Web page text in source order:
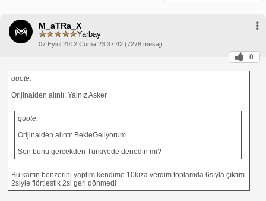
M_aTRa_X
Yarbay
07 Eylül 2012 Cuma 23:37:42 (7278 mesaj)
0
quote:
Orijinalden alıntı: Yalnız Asker
quote:
Orijinalden alıntı: BekleGeliyorum
Sen bunu gercekden Turkiyede denedin mi?
Bu kartın benzerini yaptım kendime 10kıza verdim toplamda 6sıyla çıktım
2siyle flörtleştik 2si geri dönmedi